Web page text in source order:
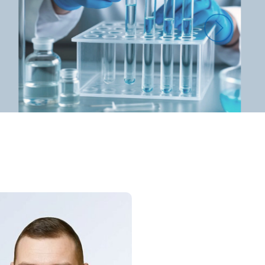
лазерного пучка. Они излучают
Мы используем современное